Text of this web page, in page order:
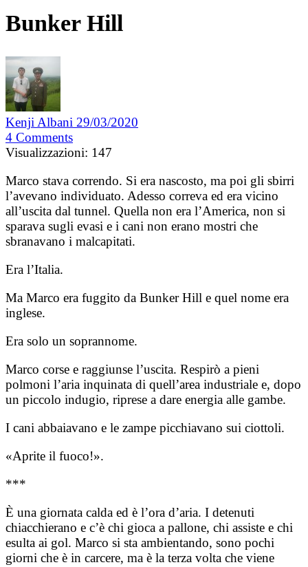
Bunker Hill
Kenji Albani 29/03/2020
4 Comments
Visualizzazioni: 147
Marco stava correndo. Si era nascosto, ma poi gli sbirri
l’avevano individuato. Adesso correva ed era vicino
all’uscita dal tunnel. Quella non era l’America, non si
sparava sugli evasi e i cani non erano mostri che
sbranavano i malcapitati.
Era l’Italia.
Ma Marco era fuggito da Bunker Hill e quel nome era
inglese.
Era solo un soprannome.
Marco corse e raggiunse l’uscita. Respirò a pieni
polmoni l’aria inquinata di quell’area industriale e, dopo
un piccolo indugio, riprese a dare energia alle gambe.
I cani abbaiavano e le zampe picchiavano sui ciottoli.
«Aprite il fuoco!».
***
È una giornata calda ed è l’ora d’aria. I detenuti
chiacchierano e c’è chi gioca a pallone, chi assiste e chi
esulta ai gol. Marco si sta ambientando, sono pochi
giorni che è in carcere, ma è la terza volta che viene